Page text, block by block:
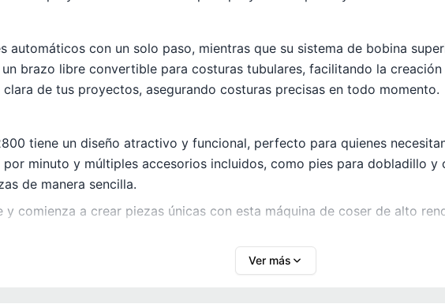
automáticos con un solo paso, mientras que su sistema de bobina
brazo libre convertible para costuras tubulares, facilitando la
de tus proyectos, asegurando costuras precisas en todo momento.
tiene un diseño atractivo y funcional, perfecto para quienes
minuto y múltiples accesorios incluidos, como pies para dobladillo
de manera sencilla.
y comienza a crear piezas únicas con esta máquina de coser de alto
Ver más